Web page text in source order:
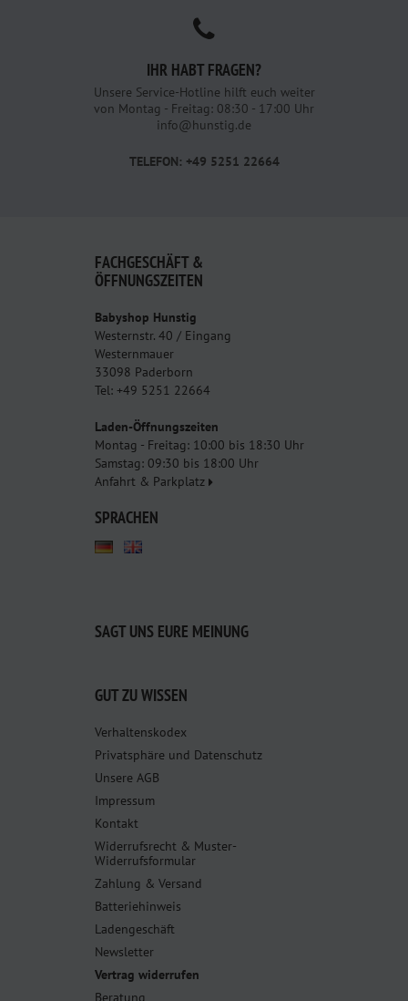
IHR HABT FRAGEN?
Unsere Service-Hotline hilft euch weiter
von Montag - Freitag: 08:30 - 17:00 Uhr
info@hunstig.de
TELEFON: +49 5251 22664
FACHGESCHÄFT &
ÖFFNUNGSZEITEN
Babyshop Hunstig
Westernstr. 40 / Eingang
Westernmauer
33098 Paderborn
Tel: +49 5251 22664
Laden-Öffnungszeiten
Montag - Freitag: 10:00 bis 18:30 Uhr
Samstag: 09:30 bis 18:00 Uhr
Anfahrt & Parkplatz
SPRACHEN
SAGT UNS EURE MEINUNG
GUT ZU WISSEN
Verhaltenskodex
Privatsphäre und Datenschutz
Unsere AGB
Impressum
Kontakt
Widerrufsrecht & Muster-
Widerrufsformular
Zahlung & Versand
Batteriehinweis
Ladengeschäft
Newsletter
Vertrag widerrufen
Beratung